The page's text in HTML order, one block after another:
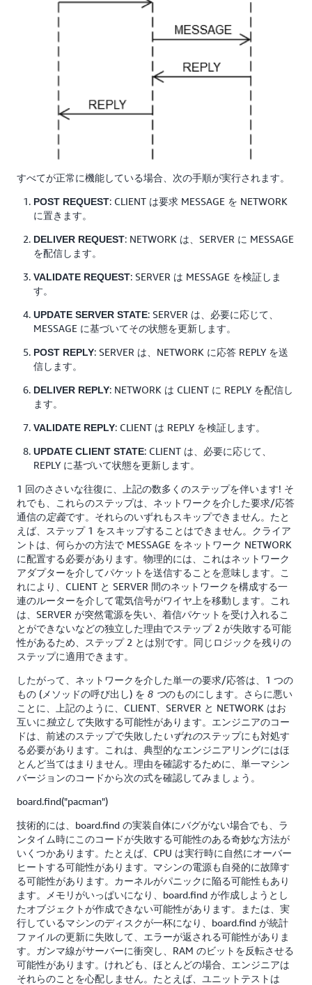
すべてが正常に機能している場合、次の手順が実行されます。
POST REQUEST: CLIENT は要求 MESSAGE を NETWORK
に置きます。
DELIVER REQUEST: NETWORK は、SERVER に MESSAGE
を配信します。
VALIDATE REQUEST: SERVER は MESSAGE を検証しま
す。
UPDATE SERVER STATE: SERVER は、必要に応じて、
MESSAGE に基づいてその状態を更新します。
POST REPLY: SERVER は、NETWORK に応答 REPLY を送
信します。
DELIVER REPLY: NETWORK は CLIENT に REPLY を配信し
ます。
VALIDATE REPLY: CLIENT は REPLY を検証します。
UPDATE CLIENT STATE: CLIENT は、必要に応じて、
REPLY に基づいて状態を更新します。
1 回のささいな往復に、上記の数多くのステップを伴います! そ
れでも、これらのステップは、ネットワークを介した要求/応答
通信の定義です。それらのいずれもスキップできません。たと
えば、ステップ 1 をスキップすることはできません。クライア
ントは、何らかの方法で MESSAGE をネットワーク NETWORK
に配置する必要があります。物理的には、これはネットワーク
アダプターを介してパケットを送信することを意味します。こ
れにより、CLIENT と SERVER 間のネットワークを構成する一
連のルーターを介して電気信号がワイヤ上を移動します。これ
は、SERVER が突然電源を失い、着信パケットを受け入れるこ
とができないなどの独立した理由でステップ 2 が失敗する可能
性があるため、ステップ 2 とは別です。同じロジックを残りの
ステップに適用できます。
したがって、ネットワークを介した単一の要求/応答は、1 つの
もの (メソッドの呼び出し) を 8 つのものにします。さらに悪い
ことに、上記のように、CLIENT、SERVER と NETWORK はお
互いに独立して失敗する可能性があります。エンジニアのコー
ドは、前述のステップで失敗したいずれのステップにも対処す
る必要があります。これは、典型的なエンジニアリングにはほ
とんど当てはまりません。理由を確認するために、単一マシン
バージョンのコードから次の式を確認してみましょう。
board.find("pacman")
技術的には、board.find の実装自体にバグがない場合でも、ラ
ンタイム時にこのコードが失敗する可能性のある奇妙な方法が
いくつかあります。たとえば、CPU は実行時に自然にオーバー
ヒートする可能性があります。マシンの電源も自発的に故障す
る可能性があります。カーネルがパニックに陥る可能性もあり
ます。メモリがいっぱいになり、board.find が作成しようとし
たオブジェクトが作成できない可能性があります。または、実
行しているマシンのディスクが一杯になり、board.find が統計
ファイルの更新に失敗して、エラーが返される可能性がありま
す。ガンマ線がサーバーに衝突し、RAM のビットを反転させる
可能性があります。けれども、ほとんどの場合、エンジニアは
それらのことを心配しません。たとえば、ユニットテストは